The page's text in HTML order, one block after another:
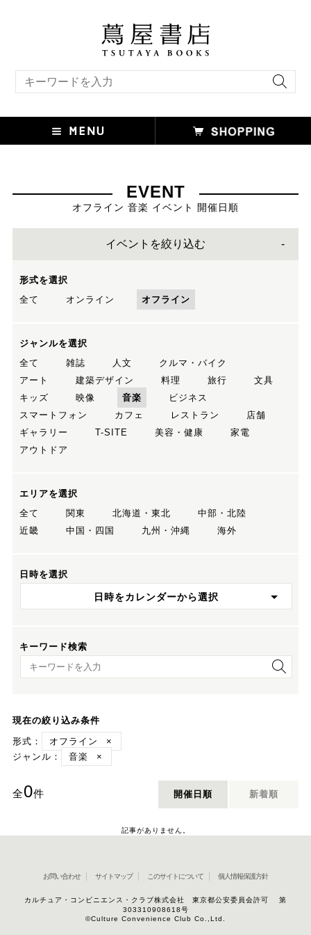
EVENT
オフライン 音楽 イベント 開催日順
イベントを絞り込む
形式を選択
全て
オンライン オフライン
ジャンルを選択
全て
雑誌 人文
クルマ・バイク
アート
建築デザイン 料理 旅行
文具
キッズ
映像 音楽
ビジネス
スマートフォン
カフェ レストラン
店舗
ギャラリー
T-SITE 美容・健康
家電
アウトドア
エリアを選択
全て
関東 北海道・東北
中部・北陸
近畿
中国・四国 九州・沖縄 海外
日時を選択
日時をカレンダーから選択
キーワード検索
キーワード検索
現在の絞り込み条件
形式：
オフライン
×
ジャンル：
音楽 ×
全0件 開催日順 新着順
記事がありません。
お問い合わせ サイトマップ このサイトについて 個人情報保護方針
カルチュア・コンビニエンス・クラブ株式会社 東京都公安委員会許可 第
303310908618号
©Culture Convenience Club Co.,Ltd.